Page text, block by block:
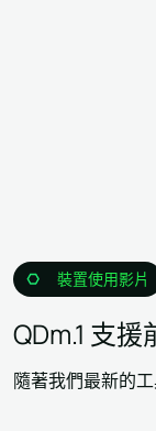
裝置使用影片
QDm.1 支
隨著我們最新的